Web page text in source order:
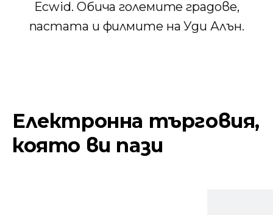
Ecwid. Обича големите градове,
пастата и филмите на Уди Алън.
Електронна търговия,
която ви пази